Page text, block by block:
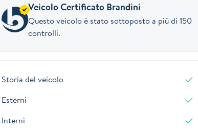
Veicolo Certificato Brandini
Questo veicolo è stato sottoposto a più di 150
controlli.
Storia del veicolo
Esterni
Interni